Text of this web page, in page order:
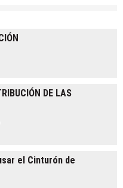
DE LAS
el Cinturón de